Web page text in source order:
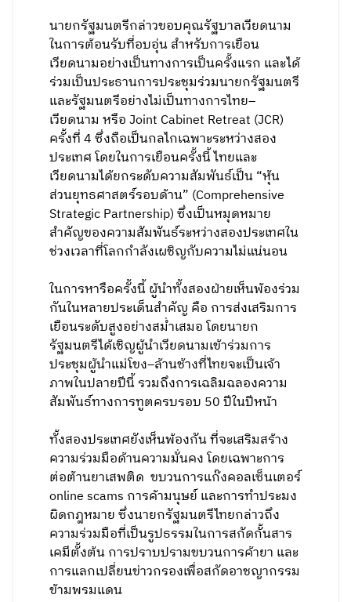
นายกรัฐมนตรีกล่าวขอบคุณรัฐบาลเวียดนาม
ในการต้อนรับที่อบอุ่น สำหรับการเยือน
เวียดนามอย่างเป็นทางการเป็นครั้งแรก และได้
ร่วมเป็นประธานการประชุมร่วมนายกรัฐมนตรี
และรัฐมนตรีอย่างไม่เป็นทางการไทย–
เวียดนาม หรือ Joint Cabinet Retreat (JCR)
ครั้งที่ 4 ซึ่งถือเป็นกลไกเฉพาะระหว่างสอง
ประเทศ โดยในการเยือนครั้งนี้ ไทยและ
เวียดนามได้ยกระดับความสัมพันธ์เป็น “หุ้น
ส่วนยุทธศาสตร์รอบด้าน” (Comprehensive
Strategic Partnership) ซึ่งเป็นหมุดหมาย
สำคัญของความสัมพันธ์ระหว่างสองประเทศใน
ช่วงเวลาที่โลกกำลังเผชิญกับความไม่แน่นอน
ในการหารือครั้งนี้ ผู้นำทั้งสองฝ่ายเห็นพ้องร่วม
กันในหลายประเด็นสำคัญ คือ การส่งเสริมการ
เยือนระดับสูงอย่างสม่ำเสมอ โดยนายก
รัฐมนตรีได้เชิญผู้นำเวียดนามเข้าร่วมการ
ประชุมผู้นำแม่โขง–ล้านช้างที่ไทยจะเป็นเจ้า
ภาพในปลายปีนี้ รวมถึงการเฉลิมฉลองความ
สัมพันธ์ทางการทูตครบรอบ 50 ปีในปีหน้า
ทั้งสองประเทศยังเห็นพ้องกัน ที่จะเสริมสร้าง
ความร่วมมือด้านความมั่นคง โดยเฉพาะการ
ต่อต้านยาเสพติด ขบวนการแก๊งคอลเซ็นเตอร์
online scams การค้ามนุษย์ และการทำประมง
ผิดกฎหมาย ซึ่งนายกรัฐมนตรีไทยกล่าวถึง
ความร่วมมือที่เป็นรูปธรรมในการสกัดกั้นสาร
เคมีตั้งต้น การปราบปรามขบวนการค้ายา และ
การแลกเปลี่ยนข่าวกรองเพื่อสกัดอาชญากรรม
ข้ามพรมแดน